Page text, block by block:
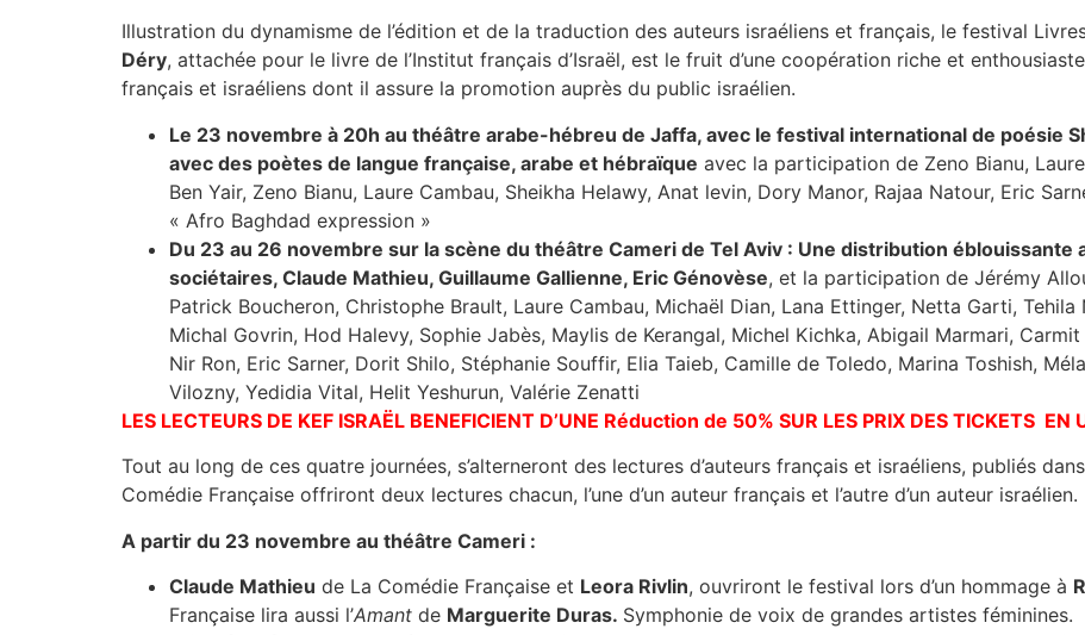
Illustration du dynamisme de l’édition et de la traduction des auteurs israéliens et français, le festival
Déry, attachée pour le livre de l’Institut français d’Israël, est le fruit d’une coopération riche et
français et israéliens dont il assure la promotion auprès du public israélien.
Le 23 novembre à 20h au théâtre arabe-hébreu de Jaffa, avec le festival international de poésie
avec des poètes de langue française, arabe et hébraïque avec la participation de Zeno Bianu,
Ben Yair, Zeno Bianu, Laure Cambau, Sheikha Helawy, Anat levin, Dory Manor, Rajaa Natour, Eric
« Afro Baghdad expression »
Du 23 au 26 novembre sur la scène du théâtre Cameri de Tel Aviv : Une distribution éblouissante
sociétaires, Claude Mathieu, Guillaume Gallienne, Eric Génovèse, et la participation de Jérémy
Patrick Boucheron, Christophe Brault, Laure Cambau, Michaël Dian, Lana Ettinger, Netta Garti,
Michal Govrin, Hod Halevy, Sophie Jabès, Maylis de Kerangal, Michel Kichka, Abigail Marmari,
Nir Ron, Eric Sarner, Dorit Shilo, Stéphanie Souffir, Elia Taieb, Camille de Toledo, Marina Toshish,
Vilozny, Yedidia Vital, Helit Yeshurun, Valérie Zenatti
LES LECTEURS DE KEF ISRAËL BENEFICIENT D’UNE Réduction de 50% SUR LES PRIX DES TICKETS
Tout au long de ces quatre journées, s’alterneront des lectures d’auteurs français et israéliens, publiés
Comédie Française offriront deux lectures chacun, l’une d’un auteur français et l’autre d’un auteur israélien.
A partir du 23 novembre au théâtre Cameri :
Claude Mathieu de La Comédie Française et Leora Rivlin, ouvriront le festival lors d’un hommage à
Française lira aussi l’Amant de Marguerite Duras. Symphonie de voix de grandes artistes féminines.